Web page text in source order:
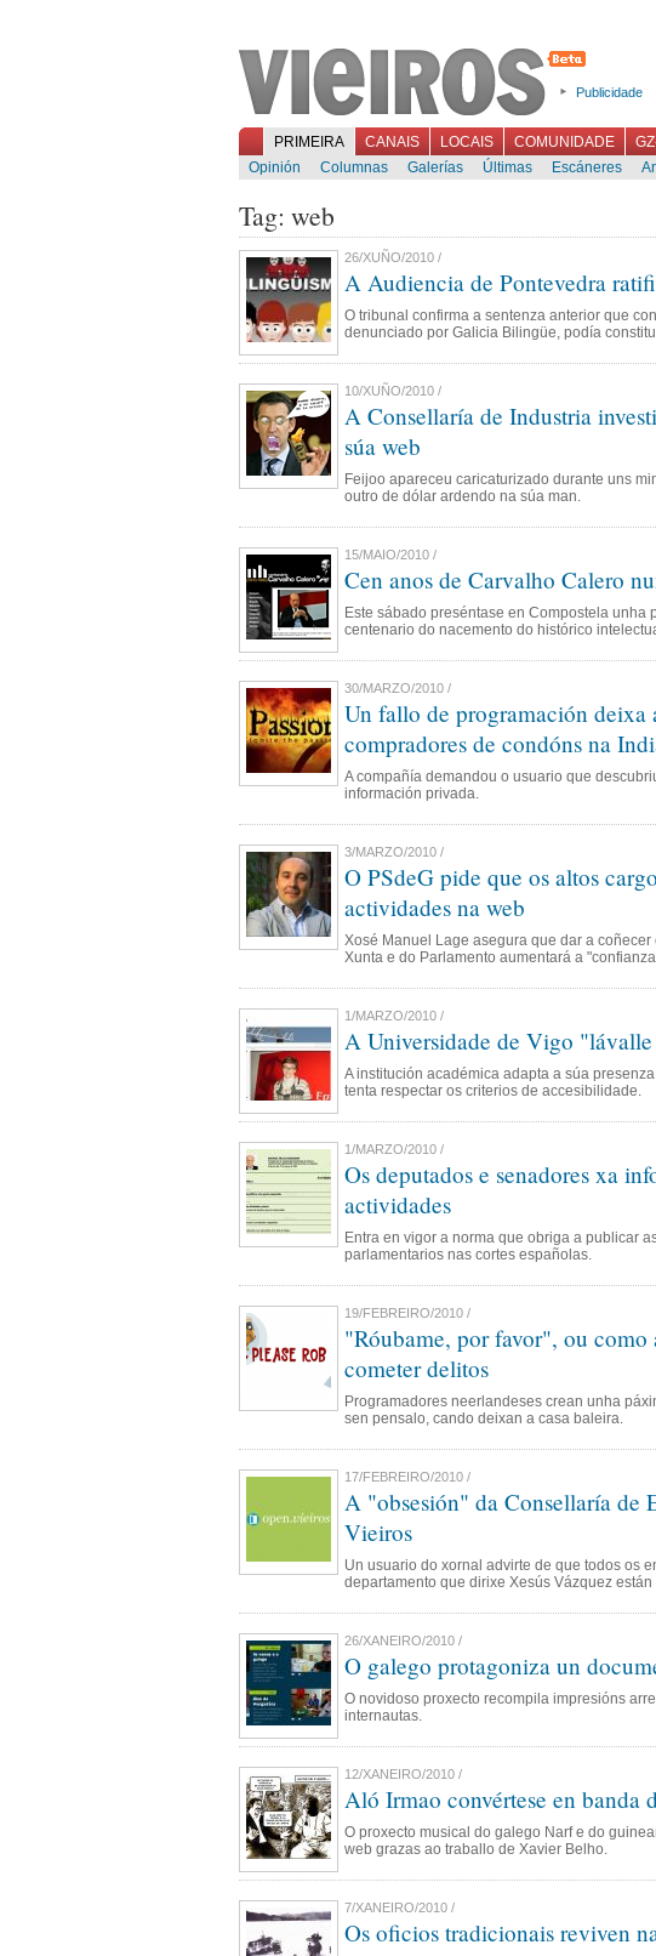
Publicidade
PRIMEIRA CANAIS LOCAIS COMUNIDADE
Opinión
Columnas Galerías Últimas Escáneres
Tag: web
26/XUÑO/2010 /
A Audiencia de Pontevedra
O tribunal confirma a sentenza anterior que
denunciado por Galicia Bilingüe, podía
10/XUÑO/2010 /
A Consellaría de Industria
súa web
Feijoo apareceu caricaturizado durante uns
outro de dólar ardendo na súa man.
15/MAIO/2010 /
Cen anos de Carvalho Calero
Este sábado preséntase en Compostela unha
centenario do nacemento do histórico
30/MARZO/2010 /
Un fallo de programación deixa
compradores de condóns na
A compañía demandou o usuario que
información privada.
3/MARZO/2010 /
O PSdeG pide que os altos
actividades na web
Xosé Manuel Lage asegura que dar a
Xunta e do Parlamento aumentará a
1/MARZO/2010 /
A Universidade de Vigo "lávalle
A institución académica adapta a súa
tenta respectar os criterios de accesibilidade.
1/MARZO/2010 /
Os deputados e senadores xa
actividades
Entra en vigor a norma que obriga a publicar
parlamentarios nas cortes españolas.
19/FEBREIRO/2010 /
"Róubame, por favor", ou como
cometer delitos
Programadores neerlandeses crean unha
sen pensalo, cando deixan a casa baleira.
17/FEBREIRO/2010 /
A "obsesión" da Consellaría de
Vieiros
Un usuario do xornal advirte de que todos os
departamento que dirixe Xesús Vázquez
26/XANEIRO/2010 /
O galego protagoniza un
O novidoso proxecto recompila impresións
internautas.
12/XANEIRO/2010 /
Aló Irmao convértese en banda
O proxecto musical do galego Narf e do
web grazas ao traballo de Xavier Belho.
7/XANEIRO/2010 /
Os oficios tradicionais reviven